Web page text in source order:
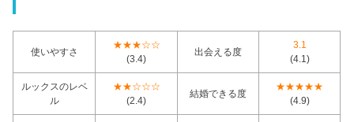
使いやすさ
★★★☆☆
(3.4)
出会える度
3.1
(4.1)
ルックスのレベ
ル
★★☆☆☆
(2.4)
結婚できる度
★★★★★
(4.9)